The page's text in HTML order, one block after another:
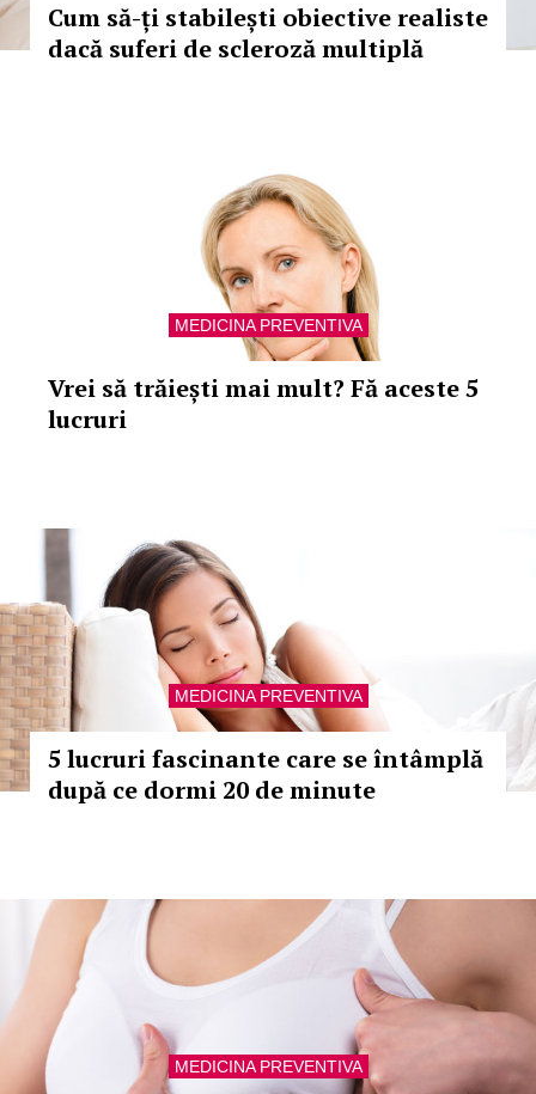
Cum să-ți stabilești obiective realiste
dacă suferi de scleroză multiplă
MEDICINA PREVENTIVA
Vrei să trăiești mai mult? Fă aceste 5
lucruri
MEDICINA PREVENTIVA
5 lucruri fascinante care se întâmplă
după ce dormi 20 de minute
MEDICINA PREVENTIVA